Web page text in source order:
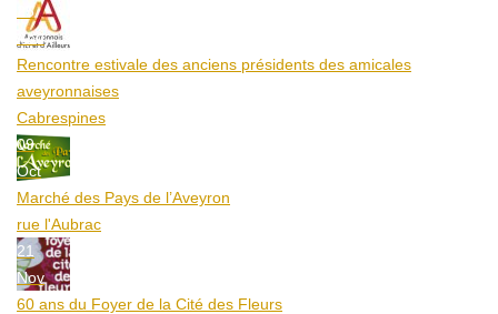
25
Aoû
Rencontre estivale des anciens présidents des amicales
aveyronnaises
Cabrespines
09
Oct
Marché des Pays de l’Aveyron
rue l'Aubrac
21
Nov
60 ans du Foyer de la Cité des Fleurs